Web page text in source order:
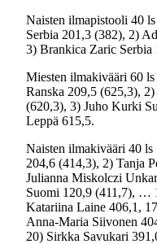
Naisten ilmapistooli 40
Serbia 201,3 (382), 2)
3) Brankica Zaric
Miesten ilmakivääri 60
Ranska 209,5 (625,3),
(620,3), 3) Juho Kurki
Leppä 615,5.
Naisten ilmakivääri 40
204,6 (414,3), 2) Tanja
Julianna Miskolczi
Suomi 120,9 (411,7), …
Katariina Laine 406,1,
Anna-Maria Siivonen
20) Sirkka Savukari